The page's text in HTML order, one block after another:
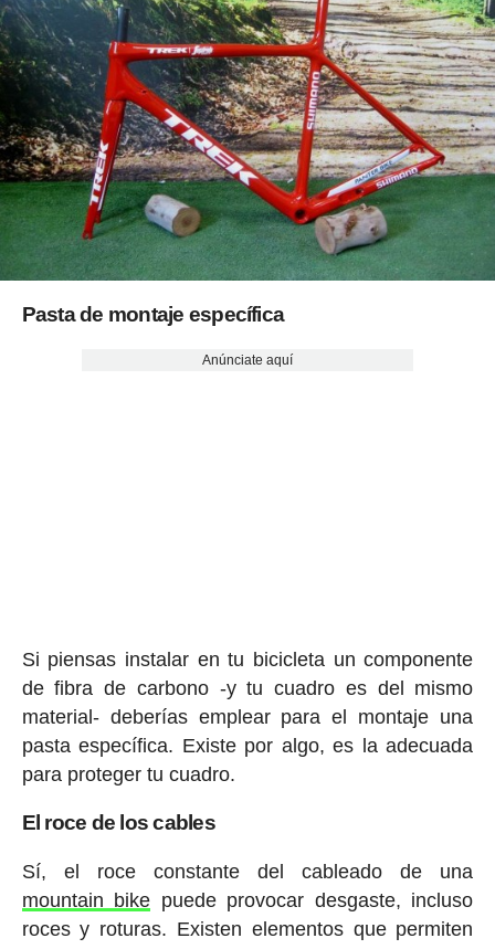
Pasta de montaje específica
Anúnciate aquí
Si piensas instalar en tu bicicleta un componente
de fibra de carbono -y tu cuadro es del mismo
material- deberías emplear para el montaje una
pasta específica. Existe por algo, es la adecuada
para proteger tu cuadro.
El roce de los cables
Sí, el roce constante del cableado de una
mountain bike puede provocar desgaste, incluso
roces y roturas. Existen elementos que permiten